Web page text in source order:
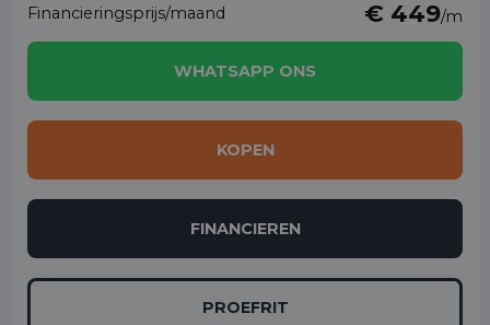
Financieringsprijs/maand € 449/m
WHATSAPP ONS
KOPEN
FINANCIEREN
PROEFRIT